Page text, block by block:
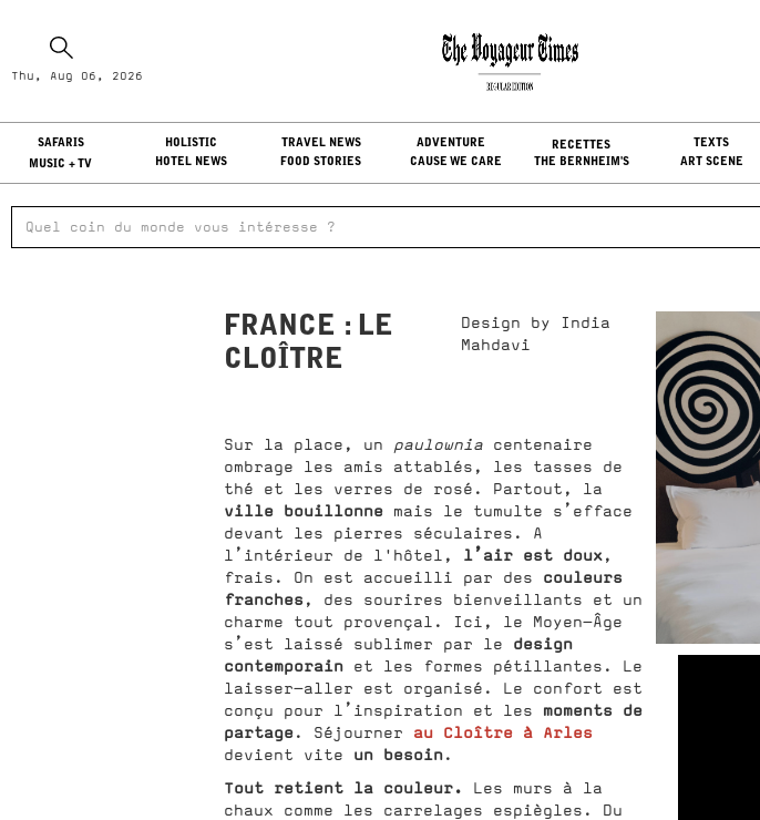
Thu, Aug 06, 2026
SAFARIS HOLISTIC TRAVEL NEWS ADVENTURE RECETTES TEXTS
MUSIC + TV
HOTEL NEWS FOOD STORIES CAUSE WE CARE THE BERNHEIM'S ART SCENE
Thu, Aug 06, 2026
LOG IN
FRANCE : LE
CLOÎTRE
Design by India
Mahdavi
Sur la place, un paulownia centenaire
ombrage les amis attablés, les tasses de
thé et les verres de rosé. Partout, la
ville bouillonne mais le tumulte s’efface
devant les pierres séculaires. A
l’intérieur de l'hôtel,
l’air est doux,
frais. On est accueilli par des
couleurs
franches, des sourires bienveillants et un
charme tout provençal. Ici, le Moyen-Âge
s’est laissé sublimer par le design
contemporain
et les formes pétillantes. Le
laisser-aller est organisé. Le confort est
conçu pour l’inspiration et les moments de
partage. Séjourner au Cloître à Arles
devient vite un besoin.
Tout retient la couleur.
Les murs à la
chaux comme les carrelages espiègles. Du